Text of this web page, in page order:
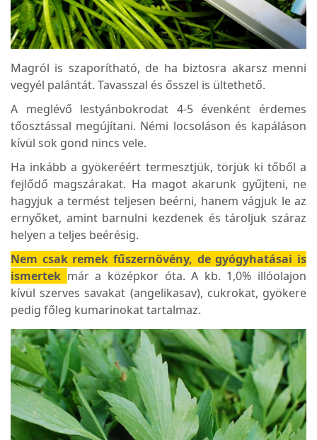
Magról is szaporítható, de ha biztosra akarsz menni
vegyél palántát. Tavasszal és ősszel is ültethető.
A meglévő lestyánbokrodat 4-5 évenként érdemes
tőosztással megújítani. Némi locsoláson és kapáláson
kívül sok gond nincs vele.
Ha inkább a gyökeréért termesztjük, törjük ki tőből a
fejlődő magszárakat. Ha magot akarunk gyűjteni, ne
hagyjuk a termést teljesen beérni, hanem vágjuk le az
ernyőket, amint barnulni kezdenek és tároljuk száraz
helyen a teljes beérésig.
Nem csak remek fűszernövény, de gyógyhatásai is
ismertek már a középkor óta. A kb. 1,0% illóolajon
kívül szerves savakat (angelikasav), cukrokat, gyökere
pedig főleg kumarinokat tartalmaz.